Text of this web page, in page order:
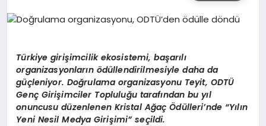
SIYASET
MAGAZIN
YAŞAM
Türkiye girişimcilik ekosistemi, başarılı
organizasyonların ödüllendirilmesiyle daha da
güçleniyor. Doğrulama organizasyonu Teyit, ODTÜ
Genç Girişimciler Topluluğu tarafından bu yıl
onuncusu düzenlenen Kristal Ağaç Ödülleri’nde “Yılın
Yeni Nesil Medya Girişimi”seçildi.